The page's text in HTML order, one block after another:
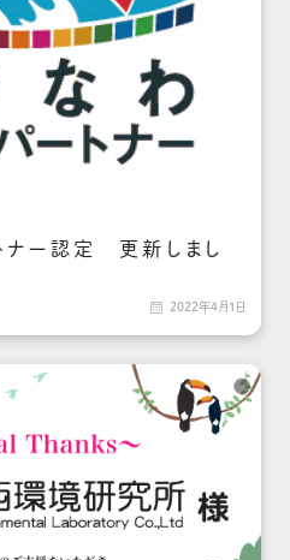
ナー認定 更新しまし
 2022年4月1日